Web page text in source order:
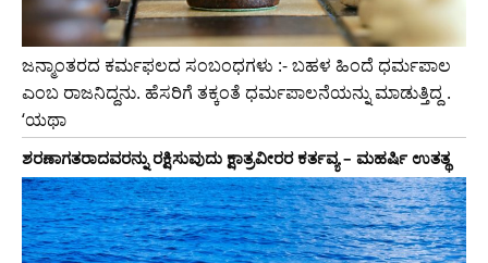
ಜನ್ಮಾಂತರದ ಕರ್ಮಫಲದ ಸಂಬಂಧಗಳು :- ಬಹಳ ಹಿಂದೆ ಧರ್ಮಪಾಲ
ಎಂಬ ರಾಜನಿದ್ದನು. ಹೆಸರಿಗೆ ತಕ್ಕಂತೆ ಧರ್ಮಪಾಲನೆಯನ್ನು ಮಾಡುತ್ತಿದ್ದ .
‘ಯಥಾ
ಶರಣಾಗತರಾದವರನ್ನು ರಕ್ಷಿಸುವುದು ಕ್ಷಾತ್ರವೀರರ ಕರ್ತವ್ಯ – ಮಹರ್ಷಿ ಉತತ್ಥ